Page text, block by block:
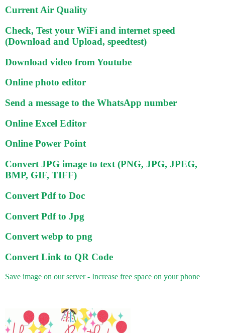
Current Air Quality
Check, Test your WiFi and internet speed
(Download and Upload, speedtest)
Download video from Youtube
Online photo editor
Send a message to the WhatsApp number
Online Excel Editor
Online Power Point
Convert JPG image to text (PNG, JPG, JPEG,
BMP, GIF, TIFF)
Convert Pdf to Doc
Convert Pdf to Jpg
Convert webp to png
Convert Link to QR Code
Save image on our server - Increase free space on your phone